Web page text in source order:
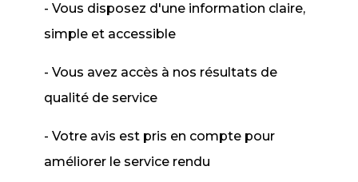
- Vous disposez d'une information claire,
simple et accessible
- Vous avez accès à nos résultats de
qualité de service
- Votre avis est pris en compte pour
améliorer le service rendu